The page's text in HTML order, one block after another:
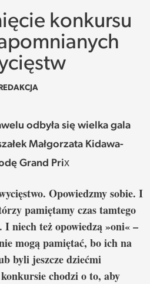
konkursu
odbyła się wielka gala
Małgorzata Kidawa-
Grand Prix
Opowiedzmy sobie. I
pamiętamy czas tamtego
I niech też opowiedzą »oni« –
mogą pamiętać, bo ich na
byli jeszcze dziećmi
chodzi o to, aby